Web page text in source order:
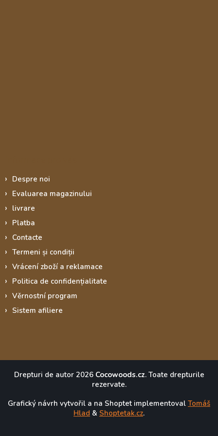
Despre noi
Evaluarea magazinului
livrare
Platba
Contacte
Termeni și condiții
Vrácení zboží a reklamace
Politica de confidențialitate
Věrnostní program
Sistem afiliere
Drepturi de autor 2026 Cocowoods.cz. Toate drepturile
rezervate.
Grafický návrh vytvořil a na Shoptet implementoval Tomáš
Hlad & Shoptetak.cz.